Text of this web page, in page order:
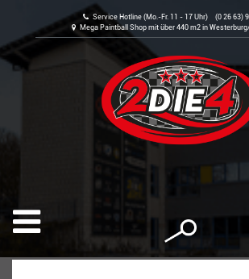
Service Hotline (Mo.-Fr. 11 - 17 Uhr) (0 26 63)
Mega Paintball Shop mit über 440 m2 in